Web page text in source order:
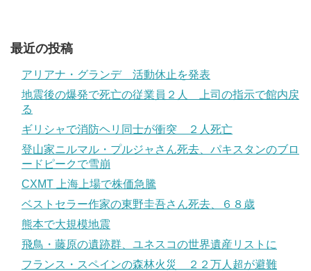
最近の投稿
アリアナ・グランデ 活動休止を発表
地震後の爆発で死亡の従業員２人 上司の指示で館内戻
る
ギリシャで消防ヘリ同士が衝突 ２人死亡
登山家ニルマル・プルジャさん死去、パキスタンのブロ
ードピークで雪崩
CXMT 上海上場で株価急騰
ベストセラー作家の東野圭吾さん死去、６８歳
熊本で大規模地震
飛鳥・藤原の遺跡群、ユネスコの世界遺産リストに
フランス・スペインの森林火災 ２２万人超が避難